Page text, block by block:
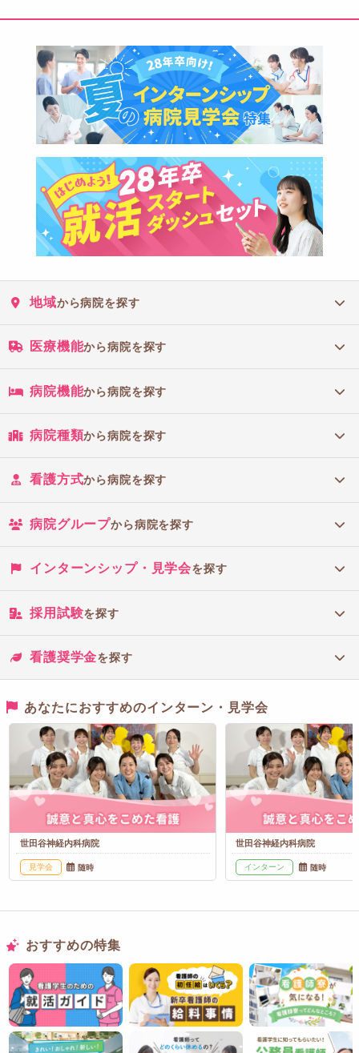
地域から病院を探す
医療機能から病院を探す
病院機能から病院を探す
病院種類から病院を探す
看護方式から病院を探す
病院グループから病院を探す
インターンシップ・見学会を探す
採用試験を探す
看護奨学金を探す
あなたにおすすめのインターン・見学会
世田谷神経内科病院
見学会 随時
世田谷神経内科病院
インターン 随時
おすすめの特集